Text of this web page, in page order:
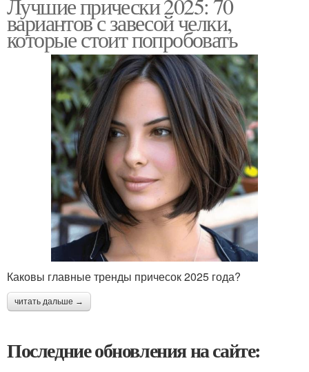
вариантов с завесой челки,
которые стоит попробовать
Каковы главные тренды причесок 2025 года?
читать дальше →
Последние обновления на сайте: